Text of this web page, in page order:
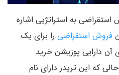
به استراتژیی اشاره
فروش استقراضی را برای یک
آن دارایی پوزیشن خرید
که این تریدر دارای نام